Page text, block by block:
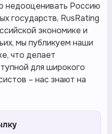
недооценивать Россию
государств, RusRating
экономике и
мы публикуем наши
что делает
для широкого
– нас знают на